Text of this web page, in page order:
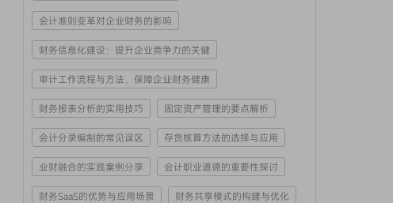
会计准则变革对企业财务的影响
财务信息化建设：提升企业竞争力的关键
审计工作流程与方法，保障企业财务健康
财务报表分析的实用技巧 固定资产管理的要点解析
会计分录编制的常见误区 存货核算方法的选择与应用
业财融合的实践案例分享 会计职业道德的重要性探讨
财务SaaS的优势与应用场景 财务共享模式的构建与优化